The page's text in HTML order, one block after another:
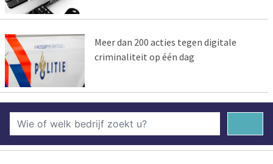
Meer dan 200 acties tegen digitale
criminaliteit op één dag